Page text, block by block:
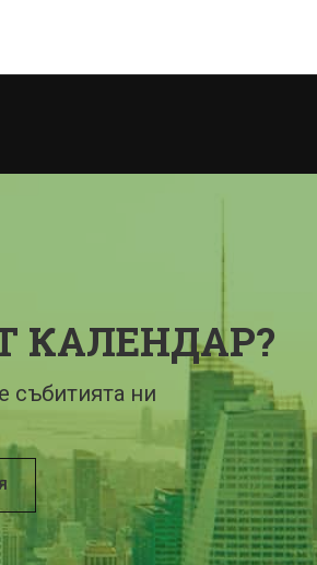
КАЛЕНДАР?
събитията ни